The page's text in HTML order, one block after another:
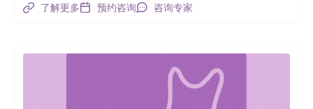
了解更多 预约咨询 咨询专家